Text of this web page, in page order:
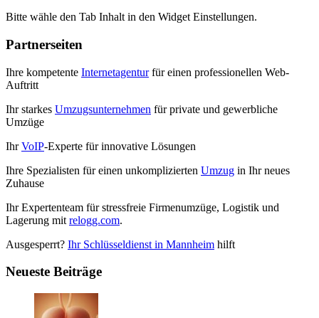
Bitte wähle den Tab Inhalt in den Widget Einstellungen.
Partnerseiten
Ihre kompetente Internetagenturfür einen professionellen Web-
Auftritt
Ihr starkes Umzugsunternehmen für private und gewerbliche
Umzüge
IhrVoIP-Experte für innovative Lösungen
Ihre Spezialisten für einen unkomplizierten Umzug in Ihr neues
Zuhause
Ihr Expertenteam für stressfreie Firmenumzüge, Logistik und
Lagerung mit relogg.com.
Ausgesperrt? Ihr Schlüsseldienst in Mannheim hilft
Neueste Beiträge